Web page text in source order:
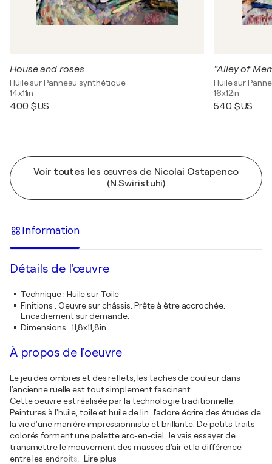
House and roses
Huile sur Panneau synthétique
14x11in
400 $US
“Alley of
Huile sur
16x12in
540 $US
Voir toutes les œuvres de Nicolai Ostapenco
(N.Swiristuhi)
Information
Détails de l'œuvre
Technique: Huile sur Toile
Finitions : Oeuvre sur châssis. Prête à être accrochée.
Encadrement sur demande.
Dimensions : 11,8x11,8in
À propos de l'oeuvre
Le jeu des ombres et des reflets, les taches de couleur dans
l'ancienne ruelle est tout simplement fascinant.
Cette oeuvre est réalisée par la technologie traditionnelle.
Peintures à l'huile, toile et huile de lin. J'adore écrire des études de
la vie d'une manière impressionniste et brillante. De petits traits
colorés forment une palette arc-en-ciel. Je vais essayer de
transmettre le mouvement des masses d'air et la différence
entre les endroits
Lire plus